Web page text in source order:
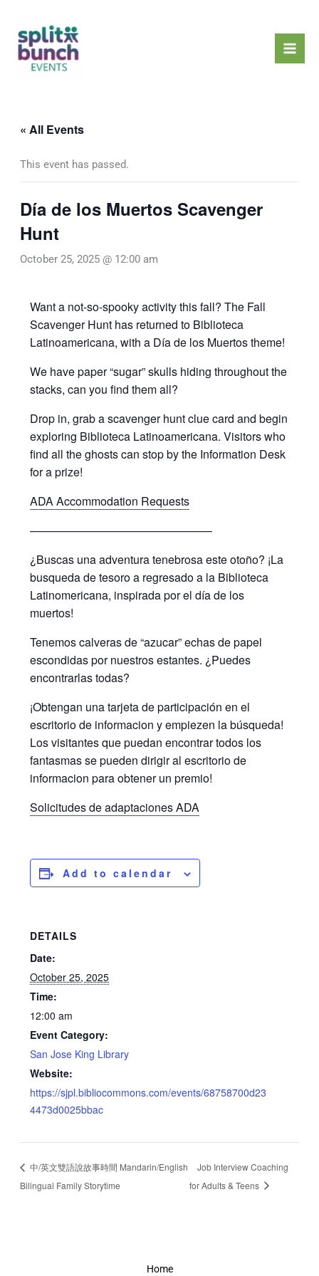
content
« All Events
This event has passed.
Día de los Muertos Scavenger
Hunt
October 25, 2025 @ 12:00 am
Want a not-so-spooky activity this fall? The Fall
Scavenger Hunt has returned to Biblioteca
Latinoamericana, with a Día de los Muertos theme!
We have paper “sugar” skulls hiding throughout the
stacks, can you find them all?
Drop in, grab a scavenger hunt clue card and begin
exploring Biblioteca Latinoamericana. Visitors who
find all the ghosts can stop by the Information Desk
for a prize!
ADA Accommodation Requests
————————————————
¿Buscas una adventura tenebrosa este otoño? ¡La
busqueda de tesoro a regresado a la Biblioteca
Latinomericana, inspirada por el día de los
muertos!
Tenemos calveras de “azucar” echas de papel
escondidas por nuestros estantes. ¿Puedes
encontrarlas todas?
¡Obtengan una tarjeta de participación en el
escritorio de informacion y empiezen la búsqueda!
Los visitantes que puedan encontrar todos los
fantasmas se pueden dirigir al escritorio de
informacion para obtener un premio!
Solicitudes de adaptaciones ADA
Add to calendar
DETAILS
Date:
October 25, 2025
Time:
12:00 am
Event Category:
San Jose King Library
Website:
https://sjpl.bibliocommons.com/events/68758700d23
4473d0025bbac
中/英文雙語說故事時間 Mandarin/English
Bilingual Family Storytime
Job Interview Coaching
for Adults & Teens
Home